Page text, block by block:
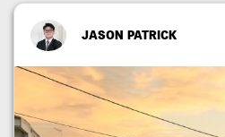
JASON PATRICK